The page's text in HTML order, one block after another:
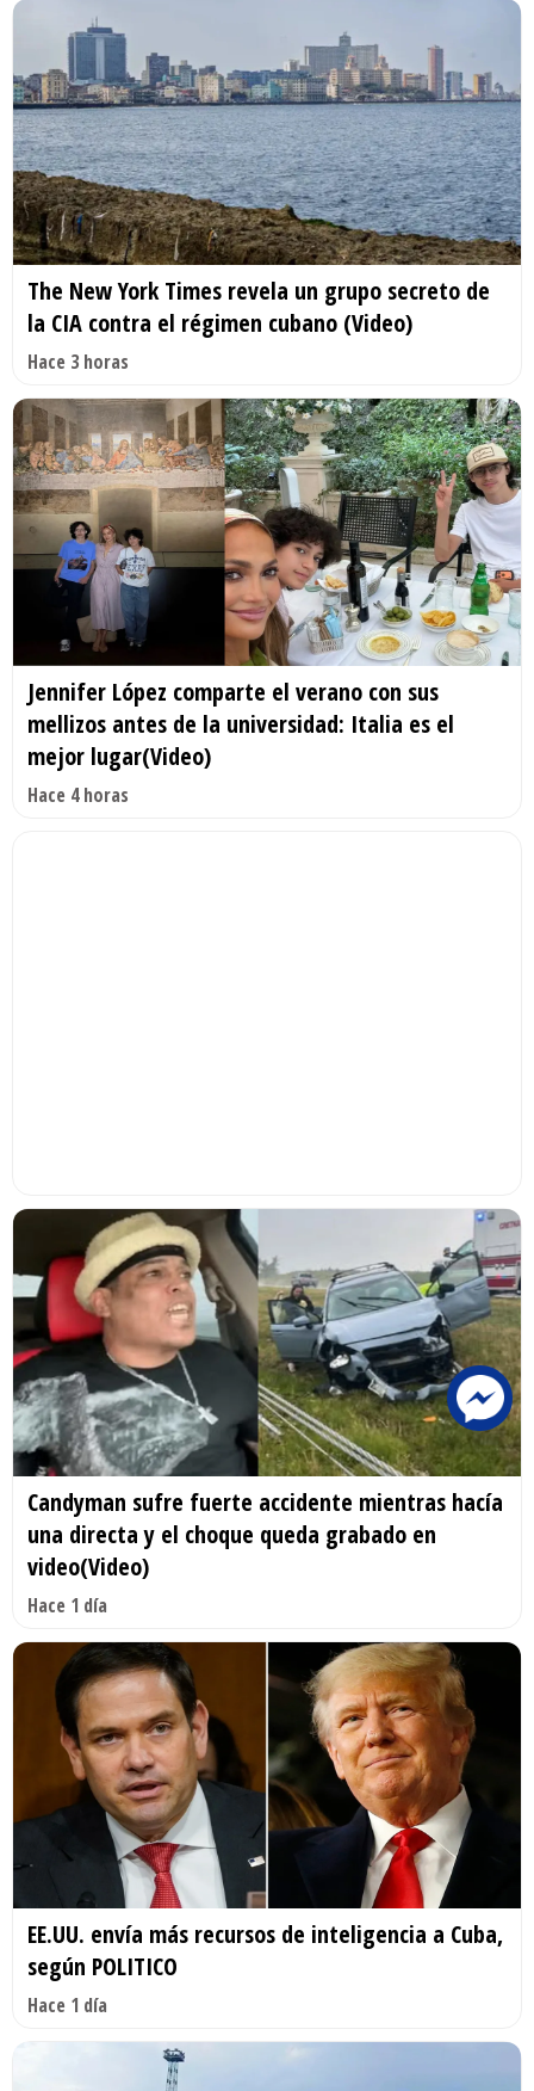
The New York Times revela un grupo secreto de
la CIA contra el régimen cubano (Video)
Hace 3 horas
Jennifer López comparte el verano con sus
mellizos antes de la universidad: Italia es el
mejor lugar(Video)
Hace 4 horas
Candyman sufre fuerte accidente mientras hacía
una directa y el choque queda grabado en
video(Video)
Hace 1 día
EE.UU. envía más recursos de inteligencia a Cuba,
según POLITICO
Hace 1 día